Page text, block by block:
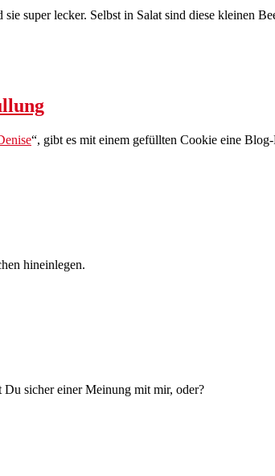
super lecker. Selbst in Salat sind diese kleinen
“, gibt es mit einem gefüllten Cookie eine Blog-
hineinlegen.
sicher einer Meinung mit mir, oder?